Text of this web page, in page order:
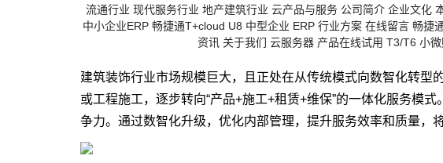
流通行业 现代服务行业 地产建筑行业 云产品与服务 公司简介 企业文化
中小企业ERP 畅捷通T+cloud U8 中型企业 ERP 行业方案 在线留言 畅捷
资讯 关于我们 云服务器 产品在线试用 T3/T6 小
建筑装饰行业市场规模巨大，且正处在从传统模式向数智化转型
或工程施工，逐步转向“产品+施工+租赁+维保”的一体化服务模
争力。通过数智化升级，优化内部管理，提升服务效率和质量，